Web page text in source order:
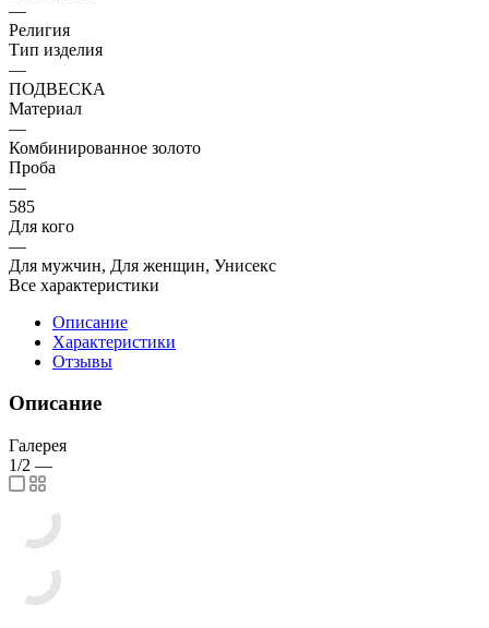
—
Религия
Тип изделия
—
ПОДВЕСКА
Материал
—
Комбинированное золото
Проба
—
585
Для кого
—
Для мужчин, Для женщин, Унисекс
Все характеристики
Описание
Характеристики
Отзывы
Описание
Галерея
1/2 —